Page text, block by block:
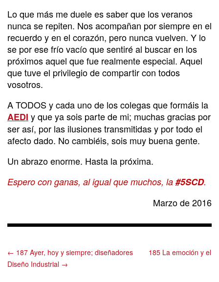
Lo que más me duele es saber que los veranos
nunca se repiten. Nos acompañan por siempre en el
recuerdo y en el corazón, pero nunca vuelven. Y lo
se por ese frío vacío que sentiré al buscar en los
próximos aquel que fue realmente especial. Aquel
que tuve el privilegio de compartir con todos
vosotros.
A TODOS y cada uno de los colegas que formáis la
AEDI y que ya sois parte de mi; muchas gracias por
ser así, por las ilusiones transmitidas y por todo el
afecto dado. No cambiéis, sois muy buena gente.
Un abrazo enorme. Hasta la próxima.
Espero con ganas, al igual que muchos, la #5SCD.
Marzo de 2016
← 187 Ayer, hoy y siempre; diseñadores
185 La emoción y el
Diseño Industrial →